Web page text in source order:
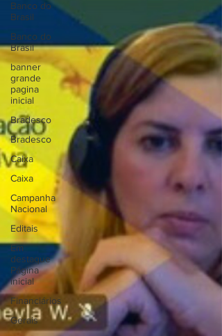
Banco do
Brasil
Banco do
Brasil
banner
grande
pagina
inicial
Bradesco
Bradesco
Caixa
Caixa
Campanha
Nacional
Editais
Em
destaque
Página
inicial
Financiários
Gerais